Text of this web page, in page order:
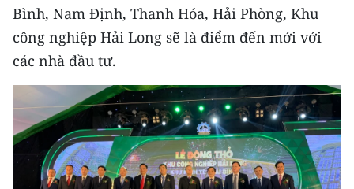
Media Chính trị
Media Kinh tế
Media Văn hóa
Media Xã hội
Media Pháp luật
Bình, Nam Định, Thanh Hóa, Hải Phòng, Khu
công nghiệp Hải Long sẽ là điểm đến mới với
các nhà đầu tư.